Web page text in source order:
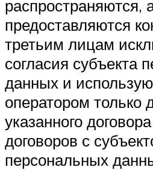
распространяются,
предоставляются
третьим лицам
согласия субъекта
данных и
оператором только
указанного
договоров с
персональных